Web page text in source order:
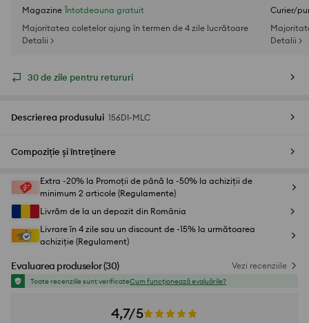
Magazine Întotdeauna gratuit
Majoritatea coletelor ajung în termen de 4 zile lucrătoare
Detalii >
Curier/
Detalii >
30 de zile pentru retururi
Descrierea produsului 156DI-MLC
Compoziție și întreținere
Extra -20% la Promoții de până la -50% la achiziții de
minimum 2 articole (Regulamente)
Livrăm de la un depozit din România
Livrare în 4 zile sau un discount de -15% la următoarea
achiziție (Regulament)
Evaluarea produselor(30) Vezi recenziile
Toate recenziile sunt verificateCum funcționează evaluările?
4,7/5